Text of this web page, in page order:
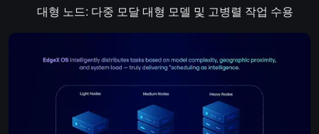
대형 노드: 다중 모달 대형 모델 및 고병렬 작업 수용